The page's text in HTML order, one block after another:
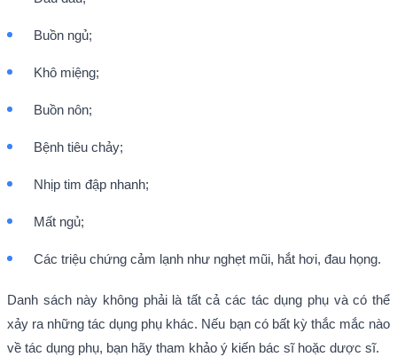
Buồn ngủ;
Khô miệng;
Buồn nôn;
Bệnh tiêu chảy;
Nhịp tim đập nhanh;
Mất ngủ;
Các triệu chứng cảm lạnh như nghẹt mũi, hắt hơi, đau họng.
Danh sách này không phải là tất cả các tác dụng phụ và có thể
xảy ra những tác dụng phụ khác. Nếu bạn có bất kỳ thắc mắc nào
về tác dụng phụ, bạn hãy tham khảo ý kiến bác sĩ hoặc dược sĩ.